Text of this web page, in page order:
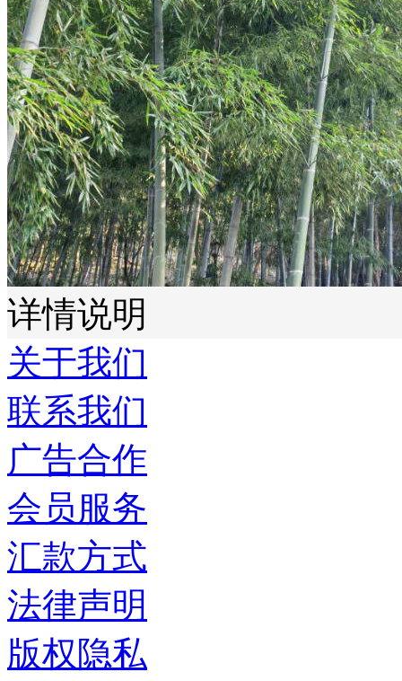
详情说明
关于我们
联系我们
广告合作
会员服务
汇款方式
法律声明
版权隐私